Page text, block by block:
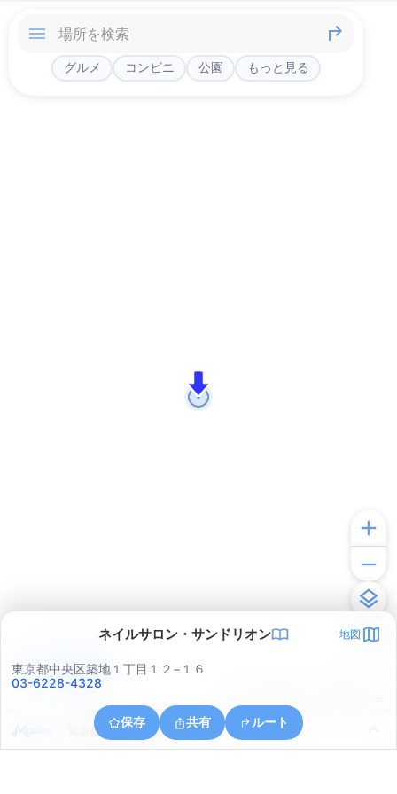
グルメ コンビニ 公園 もっと見る
ネイルサロン・サンドリオン 地図
東京都中央区築地１丁目１２−１６
03-6228-4328
保存 共有 ルート
東京都江東区豊洲３丁目１
アプリで見る